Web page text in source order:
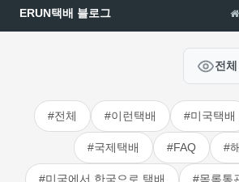
ERUN택배 블로그
전
#전체 #이런택배 #미국택배
#국제택배 #FAQ #
#미국에서 한국으로 택배 #목록통